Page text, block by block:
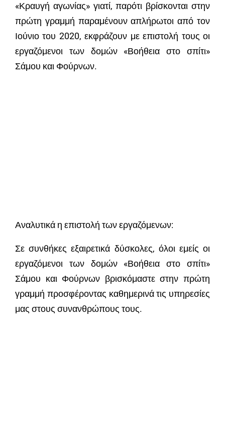
«Κραυγή αγωνίας» γιατί, παρότι βρίσκονται στην
πρώτη γραμμή παραμένουν απλήρωτοι από τον
Ιούνιο του 2020, εκφράζουν με επιστολή τους οι
εργαζόμενοι των δομών «Βοήθεια στο σπίτι»
Σάμου και Φούρνων.
Αναλυτικά η επιστολή των εργαζόμενων:
Σε συνθήκες εξαιρετικά δύσκολες, όλοι εμείς οι
εργαζόμενοι των δομών «Βοήθεια στο σπίτι»
Σάμου και Φούρνων βρισκόμαστε στην πρώτη
γραμμή προσφέροντας καθημερινά τις υπηρεσίες
μας στους συνανθρώπους τους.